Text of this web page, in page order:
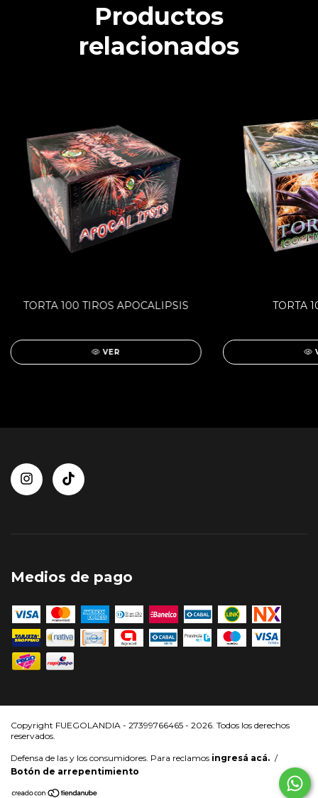
Productos
relacionados
TORTA 100 TIROS APOCALIPSIS
VER
TORTA
Medios de pago
Copyright FUEGOLANDIA - 27399766465 - 2026. Todos los derechos
reservados.
Defensa de las y los consumidores. Para reclamos ingresá acá. /
Botón de arrepentimiento